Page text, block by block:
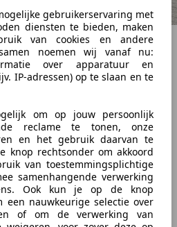
gebruikerservaring met
diensten te bieden, maken
van cookies en andere
noemen wij vanaf nu:
over apparatuur en
IP-adressen) op te slaan en te
om op jouw persoonlijk
reclame te tonen, onze
en het gebruik daarvan te
knop rechtsonder om akkoord
van toestemmingsplichtige
samenhangende verwerking
Ook kun je op de knop
een nauwkeurige selectie over
of om de verwerking van
als een bekraste plaat,
van de R5 over. Dat
maakt het de eerste volledig
bestaat zijn gamma uit twee
combineert een 90 pk motor
de tweede hetzelfde doet
52 kWh batterij.
twee niveaus van bereik. De
terwijl de versie met "groot
geldt voor snelladen,
en 100 kW maximaal